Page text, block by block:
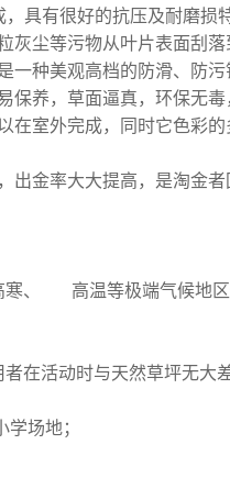
具有很好的抗压及耐磨损
灰尘等污物从叶片表面刮
种美观高档的防滑、防污
保养，草面逼真，环保无
在室外完成，同时它色彩
金率大大提高，是淘金者
寒、 高温等极端气候地区
在活动时与天然草坪无大
场地；